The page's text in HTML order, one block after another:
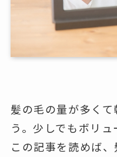
髪の毛の量が多く
う。少しでもボリ
この記事を読めば